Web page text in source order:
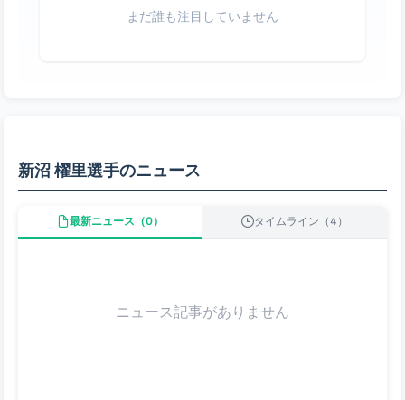
まだ誰も注目していません
新沼 櫂里選手のニュース
最新ニュース（0） タイムライン（4）
ニュース記事がありません